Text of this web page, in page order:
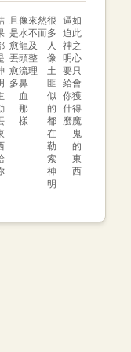
且
是
愈
丟
愈
多
像
水
龍
頭
流
鼻
血
那
樣
來
不
及
整
理
然
而
很
多
人
像
土
匪
似
的
都
在
勒
索
神
明
逼
迫
神
明
要
給
你
什
麼
如
此
之
心
只
會
獲
得
魔
鬼
的
東
西